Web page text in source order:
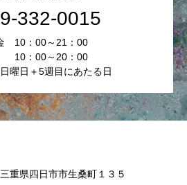
332-0015
10：00～21：00
：00～20：00
曜日＋5週目にあたる日
重県四日市市生桑町１３５